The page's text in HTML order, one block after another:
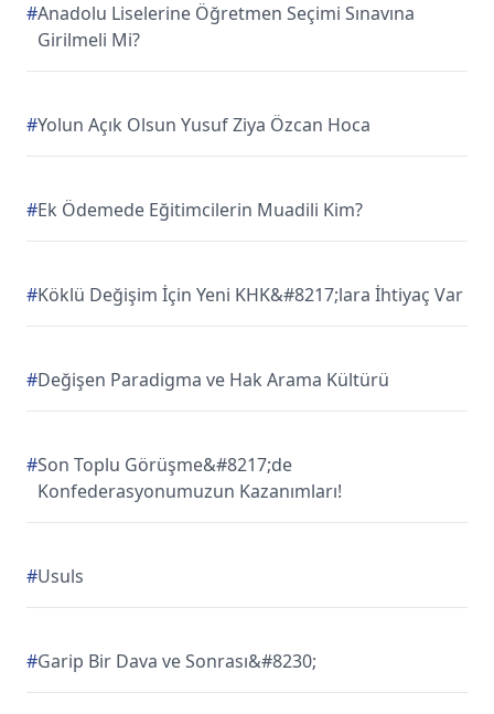
#Anadolu Liselerine Öğretmen Seçimi Sınavına
Girilmeli Mi?
#Yolun Açık Olsun Yusuf Ziya Özcan Hoca
#Ek Ödemede Eğitimcilerin Muadili Kim?
#Köklü Değişim İçin Yeni KHK&#8217;lara İhtiyaç Var
#Değişen Paradigma ve Hak Arama Kültürü
#Son Toplu Görüşme&#8217;de
Konfederasyonumuzun Kazanımları!
#Usuls
#Garip Bir Dava ve Sonrası&#8230;